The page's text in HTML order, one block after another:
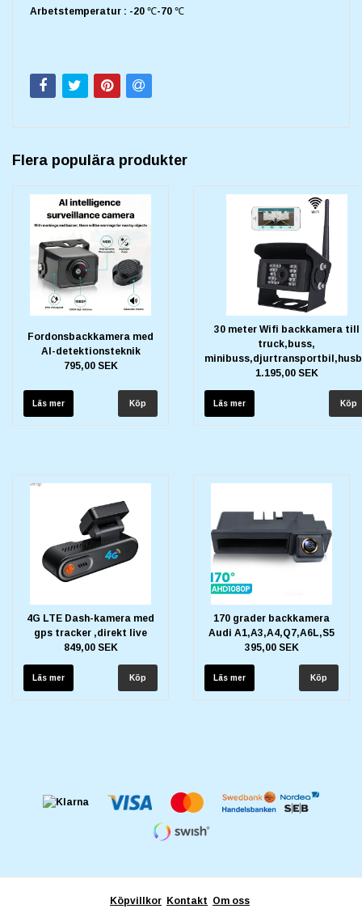
Arbetstemperatur : -20 ℃-70 ℃
Flera populära produkter
Fordonsbackkamera med
Al-detektionsteknik
795,00 SEK
Läs mer
30 meter Wifi backkamera till
truck,buss,
1.195,00 SEK
Läs mer
4G LTE Dash-kamera med
gps tracker ,direkt live
849,00 SEK
Läs mer
170 grader backkamera
Audi A1,A3,A4,Q7,A6L,S5
395,00 SEK
Läs mer
Köpvillkor Kontakt Om oss